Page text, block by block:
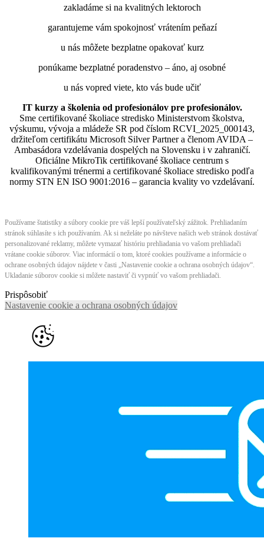
zakladáme si na kvalitných lektoroch
garantujeme vám spokojnosť vrátením peňazí
u nás môžete bezplatne opakovať kurz
ponúkame bezplatné poradenstvo – áno, aj osobné
u nás vopred viete, kto vás bude učiť
IT kurzy a školenia od profesionálov pre profesionálov.
Sme certifikované školiace stredisko Ministerstvom školstva,
výskumu, vývoja a mládeže SR pod číslom RCVI_2025_000143,
držiteľom certifikátu Microsoft Silver Partner a členom AVIDA –
Ambasádora vzdelávania dospelých na Slovensku i v zahraničí.​​​​​​​​​​​​​​​​
Oficiálne MikroTik certifikované školiace centrum s
kvalifikovanými trénermi ​​​​​​​​​​a certifikované školiace stredisko podľa
normy STN EN ISO 9001:2016 – garancia kvality vo vzdelávaní.
Používame štatistiky a súbory cookie pre váš lepší používateľský zážitok. Prehliadaním
stránok súhlasíte s ich používaním. Ak si neželáte po návšteve našich web stránok dostávať
personalizované reklamy, môžete vymazať históriu prehliadania vo vašom prehliadači
vrátane cookie súborov. Viac informácií o tom, ktoré cookies používame a informácie o
ochrane osobných údajov nájdete v časti „Nastavenie cookie a ochrana osobných údajov“.
Ukladanie súborov cookie si môžete nastaviť či vypnúť vo vašom prehliadači.
Prispôsobiť
Nastavenie cookie a ochrana osobných údajov